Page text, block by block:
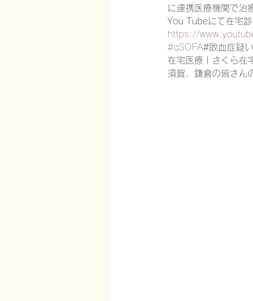
認知症について家族へ向けて
に連携医療機関で治
You Tubeにて在宅
https://
#qSOFA#敗血症疑
在宅医療 | さくら在
須賀、鎌倉の皆さん